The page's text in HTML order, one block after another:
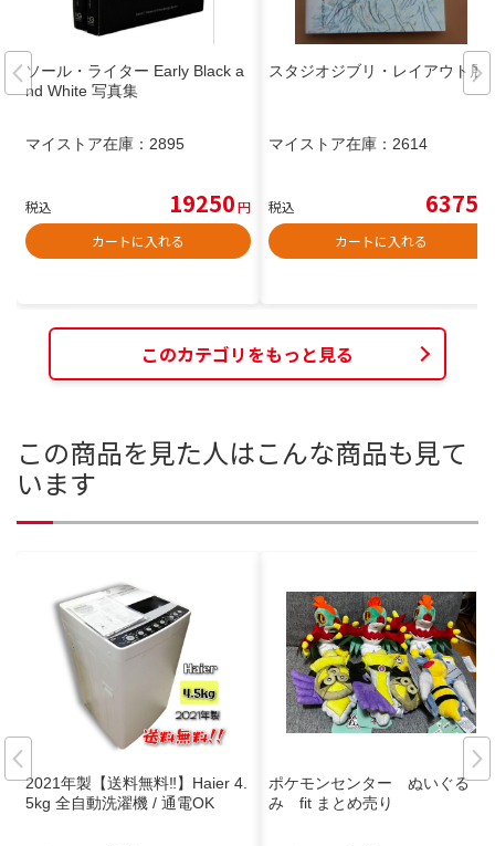
ソール・ライター Early Black a
nd White 写真集
マイストア在庫： 2895
税込 19250円
カートに入れる
スタジオジブリ・レイアウト展
マイストア在庫： 2614
税込 6375
カートに入れる
このカテゴリをもっと見る
この商品を見た人はこんな商品も見て
います
2021年製【送料無料‼️】Haier 4.
5kg 全自動洗濯機 / 通電OK
ポケモンセンター ぬいぐる
み fit まとめ売り